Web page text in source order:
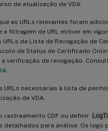
de atualização de VDA:
as URLs relevantes foram
a filtragem de URL estiver em vigor,
URLs da Lista de Revogação de
de Status de Certificado
verificação de revogação.
URLs necessárias à lista de
de VDA.
rastreamento CDF ou definir
detalhados para análise. Os logs